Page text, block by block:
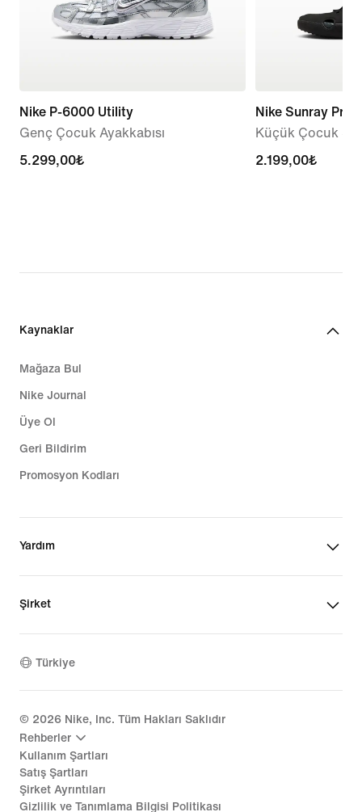
Nike P-6000 Utility
Genç Çocuk Ayakkabısı
5.299,00₺
5.299,00₺
Nike Sunray
Küçük Çocuk
2.199,00₺
2.199,00₺
Kaynaklar
Mağaza Bul
Nike Journal
Üye Ol
Geri Bildirim
Promosyon Kodları
Yardım
Şirket
Türkiye
© 2026 Nike, Inc. Tüm Hakları Saklıdır
Rehberler
Kullanım Şartları
Satış Şartları
Şirket Ayrıntıları
Gizlilik ve Tanımlama Bilgisi Politikası